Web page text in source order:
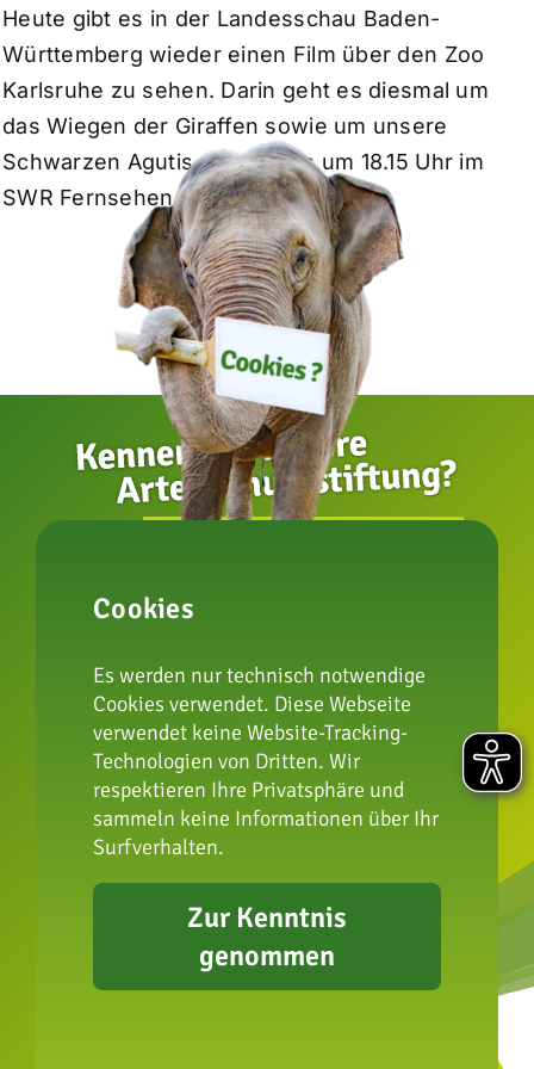
Heute gibt es in der Landesschau Baden-
Württemberg wieder einen Film über den Zoo
Karlsruhe zu sehen. Darin geht es diesmal um
das Wiegen der Giraffen sowie um unsere
Schwarzen Agutis. Los geht’s um 18.15 Uhr im
SWR Fernsehen.
Datenschutz
FAQ
Presse
Erklärung zur
Barrierefreiheit
Cookies
Es werden nur technisch notwendige
Cookies verwendet. Diese Webseite
verwendet keine Website-Tracking-
Technologien von Dritten. Wir
respektieren Ihre Privatsphäre und
sammeln keine Informationen über Ihr
Surfverhalten.
Zur Kenntnis
genommen